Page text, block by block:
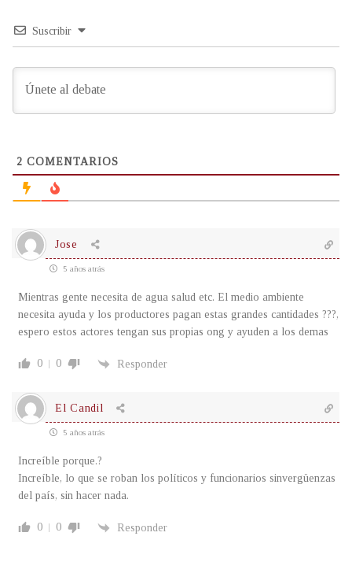
Suscribir
2 COMENTARIOS
Jose
5 años atrás
Mientras gente necesita de agua salud etc. El medio ambiente
necesita ayuda y los productores pagan estas grandes cantidades ???,
espero estos actores tengan sus propias ong y ayuden a los demas
0 0 Responder
El Candil
5 años atrás
Increíble porque.?
Increíble, lo que se roban los políticos y funcionarios sinvergüenzas
del país, sin hacer nada.
0 0 Responder